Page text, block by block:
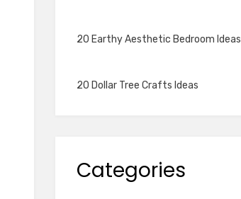
20 Earthy Aesthetic Bedroom Ideas
20 Dollar Tree Crafts Ideas
Categories